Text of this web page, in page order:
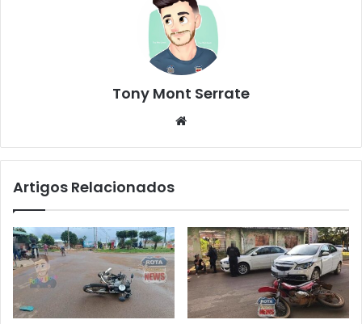
Tony Mont Serrate
te
Artigos Relacionados